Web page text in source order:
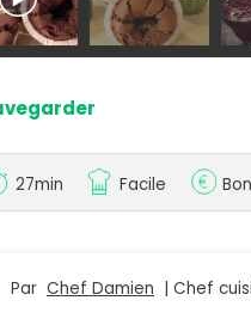
27min Facile
ParChef Damien | Chef